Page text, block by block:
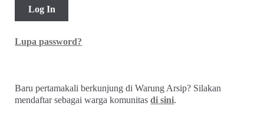
Lupa password?
Baru pertamakali berkunjung di Warung Arsip? Silakan
mendaftar sebagai warga komunitasdi sini.